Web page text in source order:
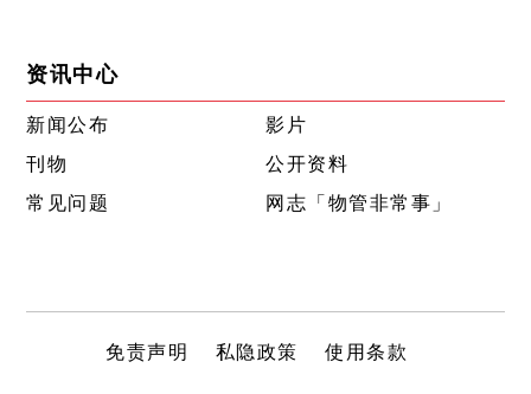
资讯中心
新闻公布
影片
刊物
公开资料
常见问题
网志「物管非常事」
免责声明 私隐政策 使用条款